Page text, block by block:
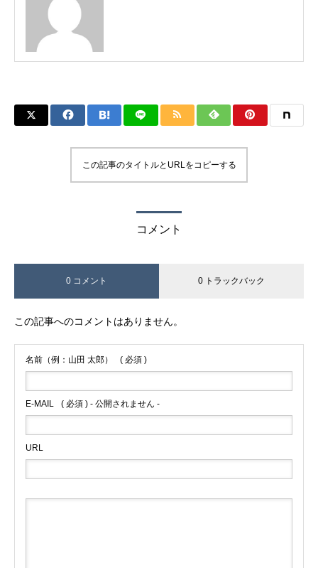
この記事のタイトルとURLをコピーする
コメント
0 コメント 0 トラックバック
この記事へのコメントはありません。
名前（例：山田 太郎） ( 必須 )
E-MAIL ( 必須 ) - 公開されません -
URL